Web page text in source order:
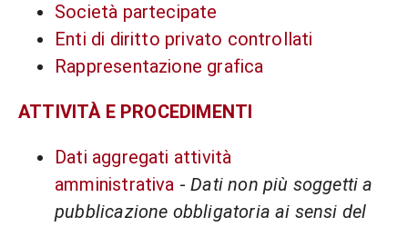
Società partecipate
Enti di diritto privato controllati
Rappresentazione grafica
ATTIVITÀ E PROCEDIMENTI
Dati aggregati attività
amministrativa -Dati non più soggetti a
pubblicazione obbligatoria ai sensi del